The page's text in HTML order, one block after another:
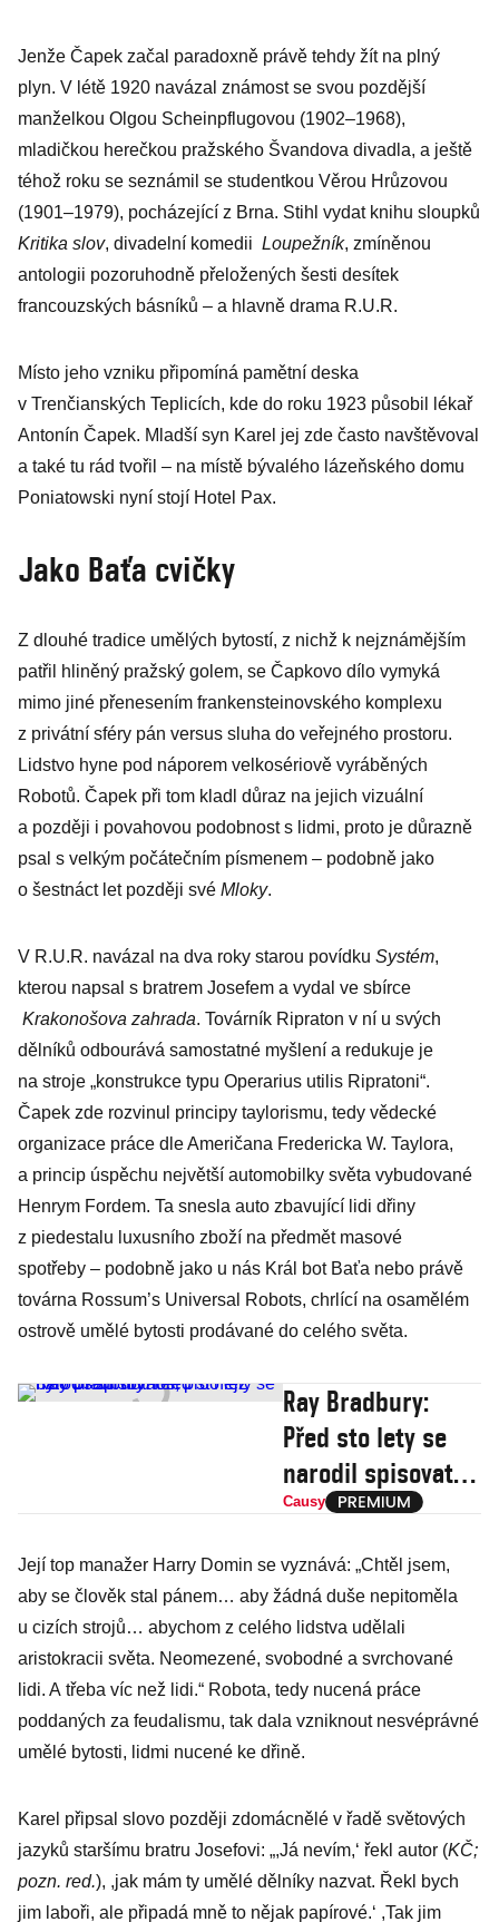
Jenže Čapek začal paradoxně právě tehdy žít na plný
plyn. V létě 1920 navázal známost se svou pozdější
manželkou Olgou Schein­pflugovou (1902–1968),
mladičkou herečkou pražského Švandova divadla, a ještě
téhož roku se seznámil se studentkou Věrou Hrůzovou
(1901–1979), pocházející z Brna. Stihl vydat knihu sloupků
Kritika slov, divadelní komedii Loupežník, zmíněnou
antologii pozoruhodně přeložených šesti desítek
francouzských básníků – a hlavně drama R.U.R.
Místo jeho vzniku připomíná pamětní deska
v Trenčianských Teplicích, kde do roku 1923 působil lékař
Antonín Čapek. Mladší syn Karel jej zde často navštěvoval
a také tu rád tvořil – na místě bývalého lázeňského domu
Poniatowski nyní stojí Hotel Pax.
Jako Baťa cvičky
Z dlouhé tradice umělých bytostí, z nichž k nejznámějším
patřil hliněný pražský golem, se Čapkovo dílo vymyká
mimo jiné přenesením frankensteinovského komplexu
z privátní sféry pán versus sluha do veřejného prostoru.
Lidstvo hyne pod náporem velkosé­riově vyráběných
Robotů. Čapek při tom kladl důraz na jejich vi­zuální
a později i povahovou podobnost s lidmi, proto je důrazně
psal s velkým počátečním písmenem – podobně jako
o šestnáct let později své Mloky.
V R.U.R. navázal na dva roky starou povídku Systém,
kterou napsal s bratrem Josefem a vydal ve sbírce
Krakonošova zahrada. Továrník Ripraton v ní u svých
dělníků odbourává samostatné myšlení a redukuje je
na stroje „konstrukce typu Operarius utilis Ripratoni“.
Čapek zde rozvinul principy taylorismu, tedy vědecké
organizace práce dle Američana Fredericka W. Taylora,
a princip úspěchu největší automobilky světa vybudované
Henrym Fordem. Ta snesla auto zbavující lidi dřiny
z piedestalu luxusního zboží na předmět masové
spotřeby – podobně jako u nás Král bot Baťa nebo právě
továrna Rossum’s Universal Robots, chrlící na osamělém
ostrově umělé bytosti prodávané do celého světa.
Ray Bradbury:
Před sto lety se
narodil spisovatel,
pro nějž bylo
Causy
Její top manažer Harry Domin se vyznává: „Chtěl jsem,
aby se člověk stal pánem… aby žádná duše nepitoměla
u cizích strojů… abychom z celého lidstva udělali
aristokracii světa. Neomezené, svobodné a svrchované
lidi. A třeba víc než lidi.“ Robota, tedy nucená práce
poddaných za feudalismu, tak dala vzniknout nesvéprávné
umělé bytosti, lidmi nucené ke dřině.
Karel připsal slovo později zdomácnělé v řadě světových
jazyků staršímu bratru Josefovi: „,Já nevím,‘ řekl autor (KČ;
pozn. red.), ,jak mám ty umělé dělníky nazvat. Řekl bych
jim laboři, ale připadá mně to nějak papírové.‘ ,Tak jim